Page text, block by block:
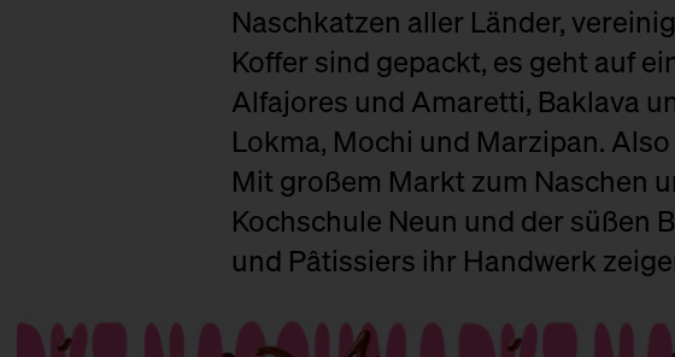
Naschkatzen aller Länder,
Koffer sind gepackt, es geht auf
Alfajores und Amaretti, Baklava
Lokma, Mochi und Marzipan.
Mit großem Markt zum Naschen
Kochschule Neun und der süßen
und Pâtissiers ihr Handwerk